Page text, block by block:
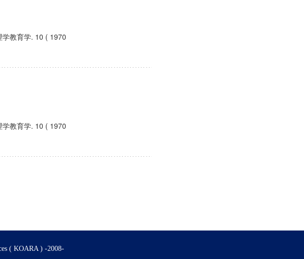
教育学. 10 ( 1970
教育学. 10 ( 1970
( KOARA ) -2008-